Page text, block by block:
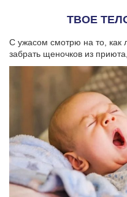
ТВОЕ
С ужасом смотрю на то, как
забрать щеночков из